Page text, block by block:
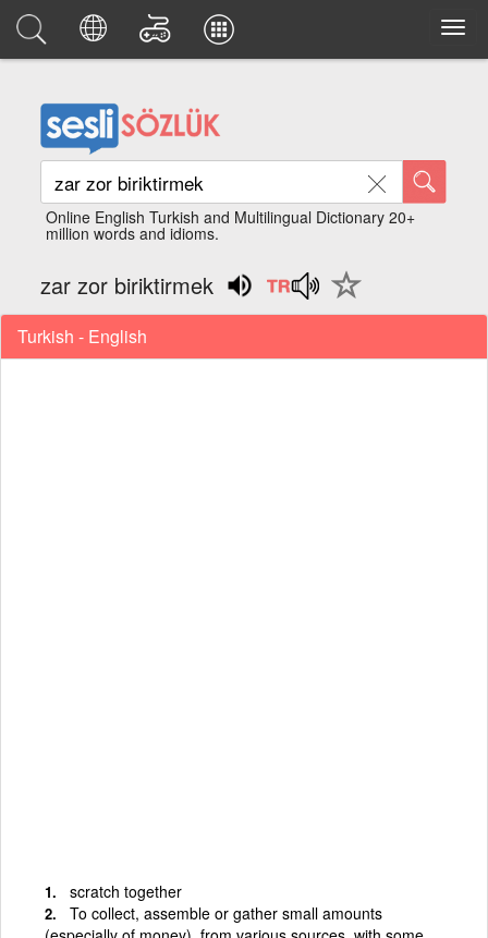
Online English Turkish and Multilingual Dictionary 20+
million words and idioms.
zar zor biriktirmek
Turkish - English
scratch together
To collect, assemble or gather small amounts